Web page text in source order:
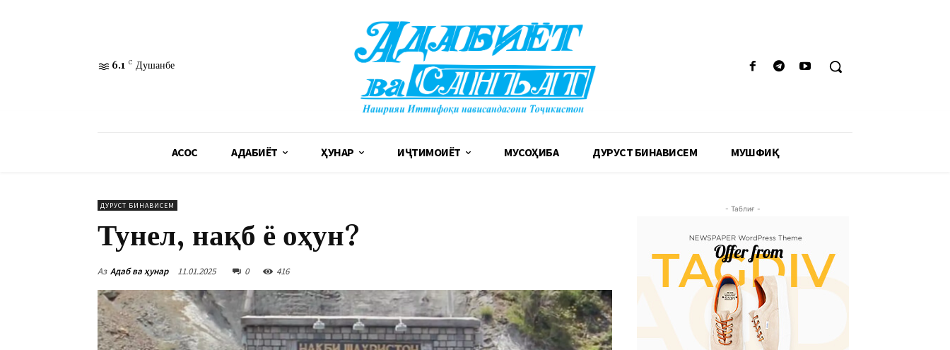
6.1 C Душанбе
АСОСӢ АДАБИЁТ ҲУНАР ИҶТИМОИЁТ МУСОҲИБА ДУРУСТ БИНАВИСЕМ МУШФИҚӢ
ДУРУСТ БИНАВИСЕМ
Тунел, нақб ё оҳун?
Аз Адаб ва ҳунар 11.01.2025 0 416
- Таблиғ -